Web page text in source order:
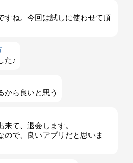
すね。今回は試しに使わせて頂
た♪
ら良いと思う
て、退会します。
ので、良いアプリだと思いま